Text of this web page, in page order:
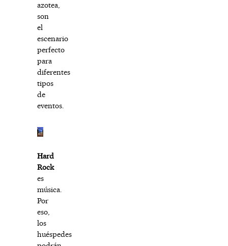
azotea,
son
el
escenario
perfecto
para
diferentes
tipos
de
eventos.
Hard
Rock
es
música.
Por
eso,
los
huéspedes